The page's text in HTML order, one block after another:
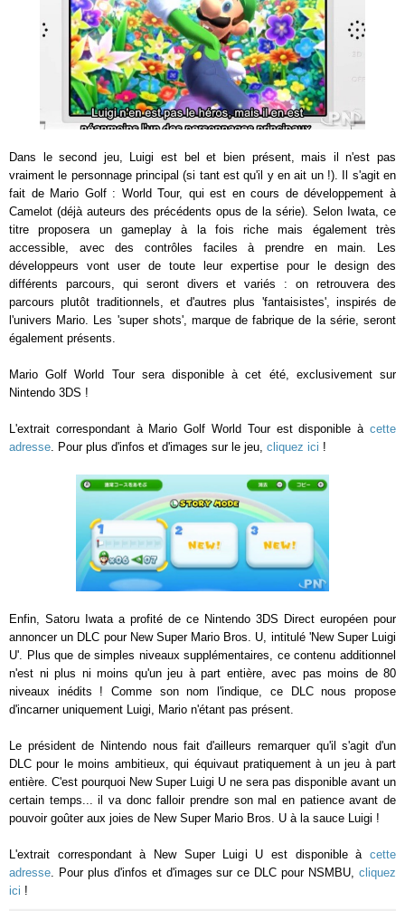
Dans le second jeu, Luigi est bel et bien présent, mais il n'est pas
vraiment le personnage principal (si tant est qu'il y en ait un !). Il s'agit en
fait de Mario Golf : World Tour, qui est en cours de développement à
Camelot (déjà auteurs des précédents opus de la série). Selon Iwata, ce
titre proposera un gameplay à la fois riche mais également très
accessible, avec des contrôles faciles à prendre en main. Les
développeurs vont user de toute leur expertise pour le design des
différents parcours, qui seront divers et variés : on retrouvera des
parcours plutôt traditionnels, et d'autres plus 'fantaisistes', inspirés de
l'univers Mario. Les 'super shots', marque de fabrique de la série, seront
également présents.
Mario Golf World Tour sera disponible à cet été, exclusivement sur
Nintendo 3DS !
L'extrait correspondant à Mario Golf World Tour est disponible à cette
adresse. Pour plus d'infos et d'images sur le jeu, cliquez ici !
Enfin, Satoru Iwata a profité de ce Nintendo 3DS Direct européen pour
annoncer un DLC pour New Super Mario Bros. U, intitulé 'New Super Luigi
U'. Plus que de simples niveaux supplémentaires, ce contenu additionnel
n'est ni plus ni moins qu'un jeu à part entière, avec pas moins de 80
niveaux inédits ! Comme son nom l'indique, ce DLC nous propose
d'incarner uniquement Luigi, Mario n'étant pas présent.
Le président de Nintendo nous fait d'ailleurs remarquer qu'il s'agit d'un
DLC pour le moins ambitieux, qui équivaut pratiquement à un jeu à part
entière. C'est pourquoi New Super Luigi U ne sera pas disponible avant un
certain temps... il va donc falloir prendre son mal en patience avant de
pouvoir goûter aux joies de New Super Mario Bros. U à la sauce Luigi !
L'extrait correspondant à New Super Luigi U est disponible à cette
adresse . Pour plus d'infos et d'images sur ce DLC pour NSMBU, cliquez
ici !